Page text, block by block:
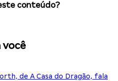
conteúdo?
você
de A Casa do Dragão, fala